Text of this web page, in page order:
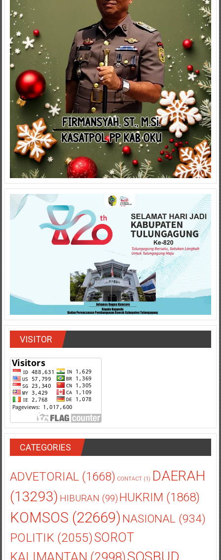
VISITOR
CATEGORIES
ADVETORIAL(1668) CONTACT(1) DAERAH
(13293) HIBURAN (99) HUKRIM (1868)
KOMSOS (22669) NASIONAL(934)
POLITIK(2055)SOROT